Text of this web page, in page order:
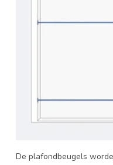
De plafondbeugels